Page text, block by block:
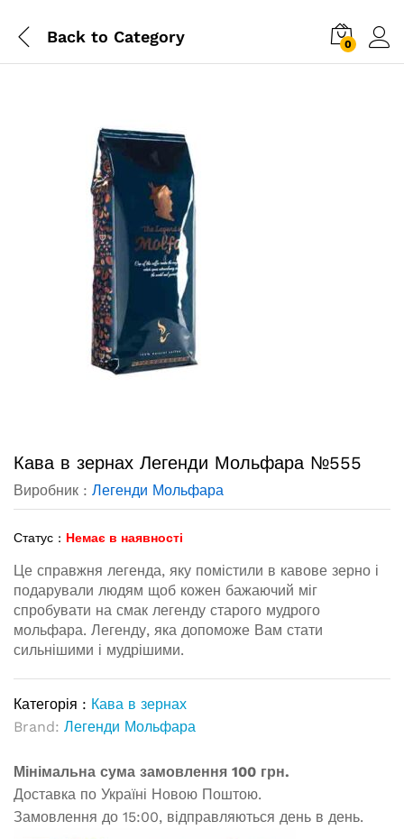
Back to Category 0
Кава в зернах Легенди Мольфара №555
Виробник : Легенди Мольфара
Статус : Немає в наявності
Це справжня легенда, яку помістили в кавове зерно і
подарували людям щоб кожен бажаючий міг
спробувати на смак легенду старого мудрого
мольфара. Легенду, яка допоможе Вам стати
сильнішими і мудрішими.
Категорія : Кава в зернах
Brand: Легенди Мольфара
Мінімальна сума замовлення 100 грн.
Доставка по Україні Новою Поштою.
Замовлення до 15:00, відправляються день в день.